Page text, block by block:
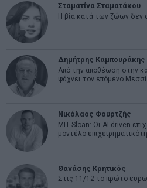
Σταματίνα Σταματάκου
Η βία κατά των ζώων δεν
Δημήτρης Καμπουράκης
Από την αποθέωση στην
ψάχνει τον επόμενο
Νικόλαος Φουρτζής
MIT Sloan: Οι AI-driven
μοντέλο
Θανάσης Κρητικός
Στις 11/12 το πρώτο